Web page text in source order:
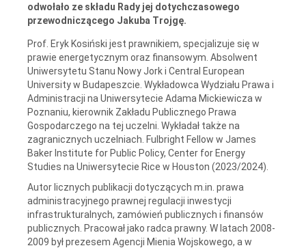
odwołało ze składu Rady jej dotychczasowego
przewodniczącego Jakuba Trojgę.
Prof. Eryk Kosiński jest prawnikiem, specjalizuje się w
prawie energetycznym oraz finansowym. Absolwent
Uniwersytetu Stanu Nowy Jork i Central European
University w Budapeszcie. Wykładowca Wydziału Prawa i
Administracji na Uniwersytecie Adama Mickiewicza w
Poznaniu, kierownik Zakładu Publicznego Prawa
Gospodarczego na tej uczelni. Wykładał także na
zagranicznych uczelniach. Fulbright Fellow w James
Baker Institute for Public Policy, Center for Energy
Studies na Uniwersytecie Rice w Houston (2023/2024).
Autor licznych publikacji dotyczących m.in. prawa
administracyjnego prawnej regulacji inwestycji
infrastrukturalnych, zamówień publicznych i finansów
publicznych. Pracował jako radca prawny. W latach 2008-
2009 był prezesem Agencji Mienia Wojskowego, a w